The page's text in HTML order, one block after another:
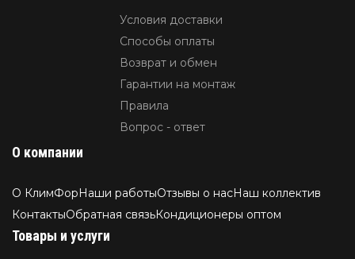
Условия доставки
Способы оплаты
Возврат и обмен
Гарантии на монтаж
Правила
Вопрос - ответ
О компании
О КлимФорНаши работыОтзывы о насНаш коллектив
КонтактыОбратная связьКондиционеры оптом
Товары и услуги